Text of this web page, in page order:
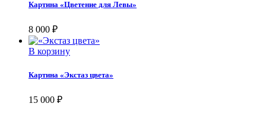
Картина «Цветение для Левы»
8 000 ₽
В корзину
Картина «Экстаз цвета»
15 000 ₽